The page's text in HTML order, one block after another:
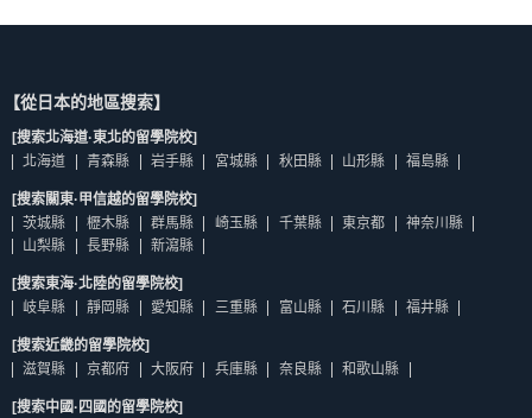
【從日本的地區搜索】
[搜索北海道·東北的留學院校]
北海道
青森縣 岩手縣 宮城縣 秋田縣 山形縣 福島縣
[搜索關東·甲信越的留學院校]
茨城縣
櫪木縣 群馬縣 崎玉縣 千葉縣 東京都
神奈川縣
山梨縣
長野縣 新瀉縣
[搜索東海·北陸的留學院校]
岐阜縣
靜岡縣 愛知縣 三重縣 富山縣 石川縣 福井縣
[搜索近畿的留學院校]
滋賀縣
京都府 大阪府 兵庫縣 奈良縣 和歌山縣
[搜索中國·四國的留學院校]